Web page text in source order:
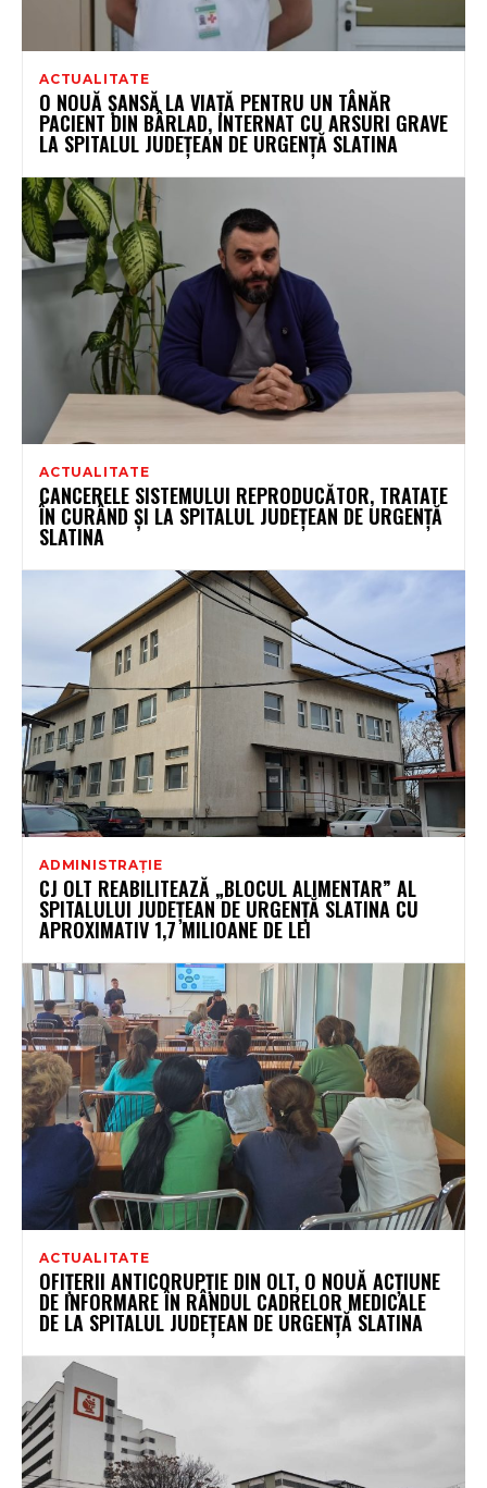
ACTUALITATE
O NOUĂ ȘANSĂ LA VIAȚĂ PENTRU UN TÂNĂR
PACIENT DIN BÂRLAD, INTERNAT CU ARSURI GRAVE
LA SPITALUL JUDEȚEAN DE URGENȚĂ SLATINA
ACTUALITATE
CANCERELE SISTEMULUI REPRODUCĂTOR, TRATATE
ÎN CURÂND ȘI LA SPITALUL JUDEȚEAN DE URGENȚĂ
SLATINA
ADMINISTRAȚIE
CJ OLT REABILITEAZĂ „BLOCUL ALIMENTAR” AL
SPITALULUI JUDEȚEAN DE URGENȚĂ SLATINA CU
APROXIMATIV 1,7 MILIOANE DE LEI
ACTUALITATE
OFIȚERII ANTICORUPȚIE DIN OLT, O NOUĂ ACȚIUNE
DE INFORMARE ÎN RÂNDUL CADRELOR MEDICALE
DE LA SPITALUL JUDEȚEAN DE URGENȚĂ SLATINA